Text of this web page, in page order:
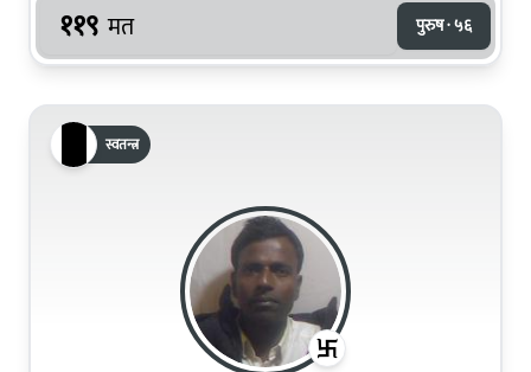
११९ मत पुरुष · ५६
स्वतन्त्र